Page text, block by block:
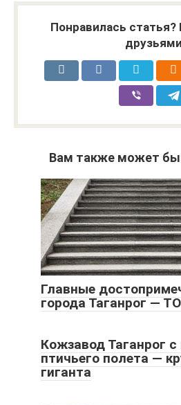
Понравилась
Вам также может
Главные
города Таганрог —
Кожзавод Таганрог
птичьего полета —
гиганта